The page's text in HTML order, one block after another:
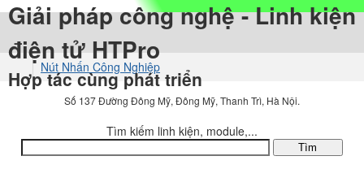
Giải pháp công nghệ - Linh kiện
điện tử HTPro
Hợp tác cùng phát triển
Nút Nhấn Công Nghiệp
Số 137 Đường Đông Mỹ, Đông Mỹ, Thanh Trì, Hà Nội.
Tìm kiếm linh kiện, module,...